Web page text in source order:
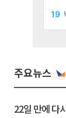
주요뉴스
22일 만에 다